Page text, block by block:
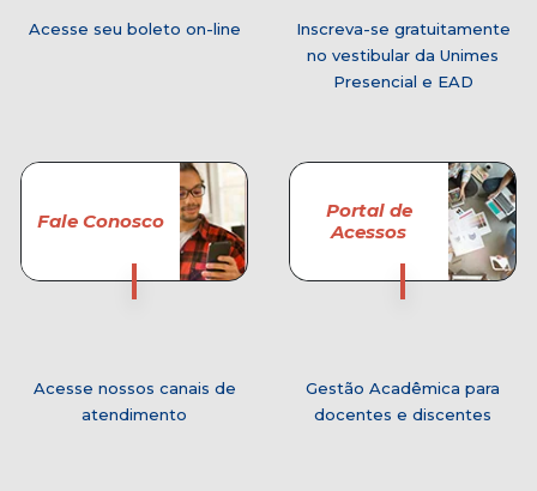
Acesse seu boleto on-line
Inscreva-se gratuitamente
no vestibular da Unimes
Presencial e EAD
Fale Conosco
Acesse nossos canais de
atendimento
Portal de
Acessos
Gestão Acadêmica para
docentes e discentes